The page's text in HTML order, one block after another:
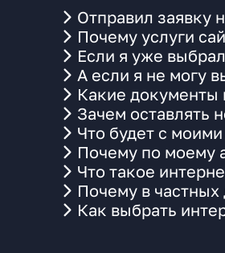
Отправил заявку
Почему услуги
Если я уже
А если я не могу
Какие документы
Зачем оставлять
Что будет с
Почему по моему
Что такое
Почему в частных
Как выбрать